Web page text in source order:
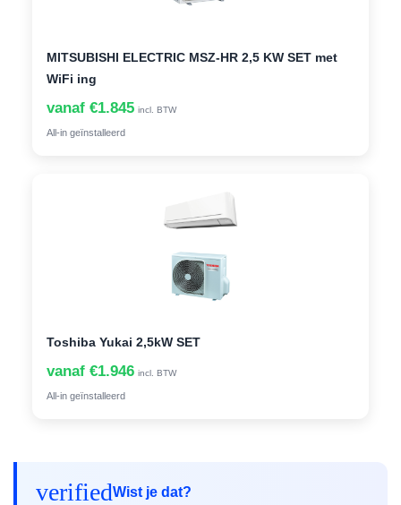
MITSUBISHI ELECTRIC MSZ-HR 2,5 KW SET met
WiFi ing
vanaf €1.845 incl. BTW
All-in geïnstalleerd
Toshiba Yukai 2,5kW SET
vanaf €1.946 incl. BTW
All-in geïnstalleerd
verifiedWist je dat?